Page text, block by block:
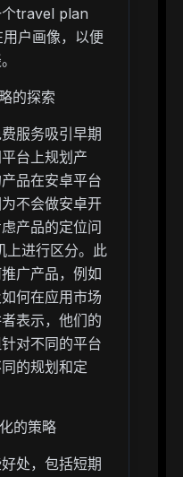
个travel plan
户画像，以便
的探索
服务吸引早期
台上规划产
品在安卓平台
不会做安卓开
产品的定位问
上进行区分。此
广产品，例如
何在应用市场
表示，他们的
对不同的平台
的规划和定
的策略
处，包括短期